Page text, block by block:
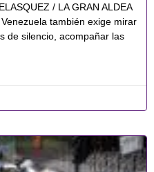
/ LA GRAN ALDEA
también exige mirar
de silencio, acompañar las